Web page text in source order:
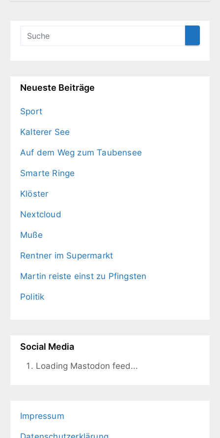
Neueste Beiträge
Sport
Kalterer See
Auf dem Weg zum Taubensee
Smarte Ringe
Klöster
Nextcloud
Muße
Rentner im Supermarkt
Martin reiste einst zu Pfingsten
Politik
Social Media
Loading Mastodon feed...
Impressum